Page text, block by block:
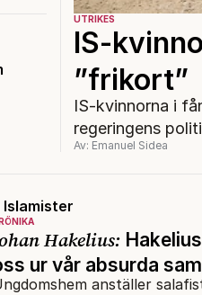
UTRIKES
IS-
”frikort”
IS-kvinnorna i
regeringens
Av: Emanuel Sidea
Hakelius:
ur vår absurda
anställer